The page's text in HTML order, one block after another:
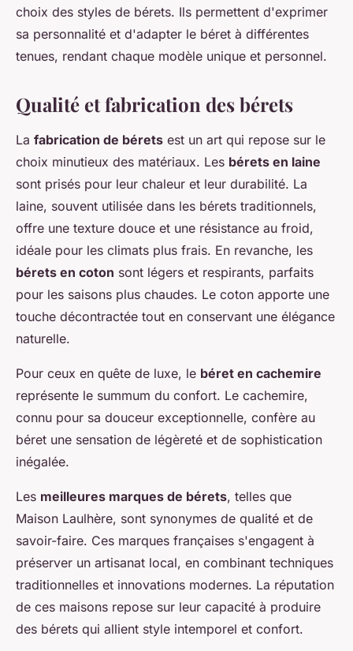
choix des styles de bérets. Ils permettent d'exprimer
sa personnalité et d'adapter le béret à différentes
tenues, rendant chaque modèle unique et personnel.
Qualité et fabrication des bérets
La fabrication de bérets est un art qui repose sur le
choix minutieux des matériaux. Les bérets en laine
sont prisés pour leur chaleur et leur durabilité. La
laine, souvent utilisée dans les bérets traditionnels,
offre une texture douce et une résistance au froid,
idéale pour les climats plus frais. En revanche, les
bérets en coton sont légers et respirants, parfaits
pour les saisons plus chaudes. Le coton apporte une
touche décontractée tout en conservant une élégance
naturelle.
Pour ceux en quête de luxe, le béret en cachemire
représente le summum du confort. Le cachemire,
connu pour sa douceur exceptionnelle, confère au
béret une sensation de légèreté et de sophistication
inégalée.
Les meilleures marques de bérets, telles que
Maison Laulhère, sont synonymes de qualité et de
savoir-faire. Ces marques françaises s'engagent à
préserver un artisanat local, en combinant techniques
traditionnelles et innovations modernes. La réputation
de ces maisons repose sur leur capacité à produire
des bérets qui allient style intemporel et confort.